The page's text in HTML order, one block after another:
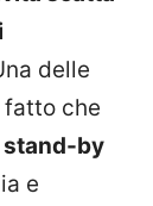
delle
fatto che
stand-by
e